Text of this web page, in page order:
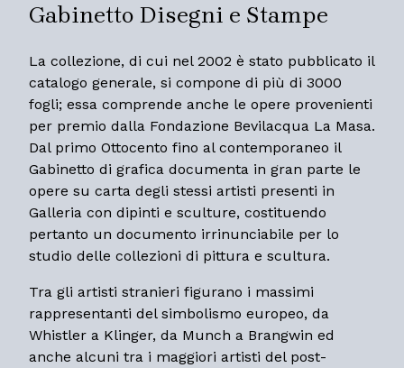
Gabinetto Disegni e Stampe
La collezione, di cui nel 2002 è stato pubblicato il
catalogo generale, si compone di più di 3000
fogli; essa comprende anche le opere provenienti
per premio dalla Fondazione Bevilacqua La Masa.
Dal primo Ottocento fino al contemporaneo il
Gabinetto di grafica documenta in gran parte le
opere su carta degli stessi artisti presenti in
Galleria con dipinti e sculture, costituendo
pertanto un documento irrinunciabile per lo
studio delle collezioni di pittura e scultura.
Tra gli artisti stranieri figurano i massimi
rappresentanti del simbolismo europeo, da
Whistler a Klinger, da Munch a Brangwin ed
anche alcuni tra i maggiori artisti del post-